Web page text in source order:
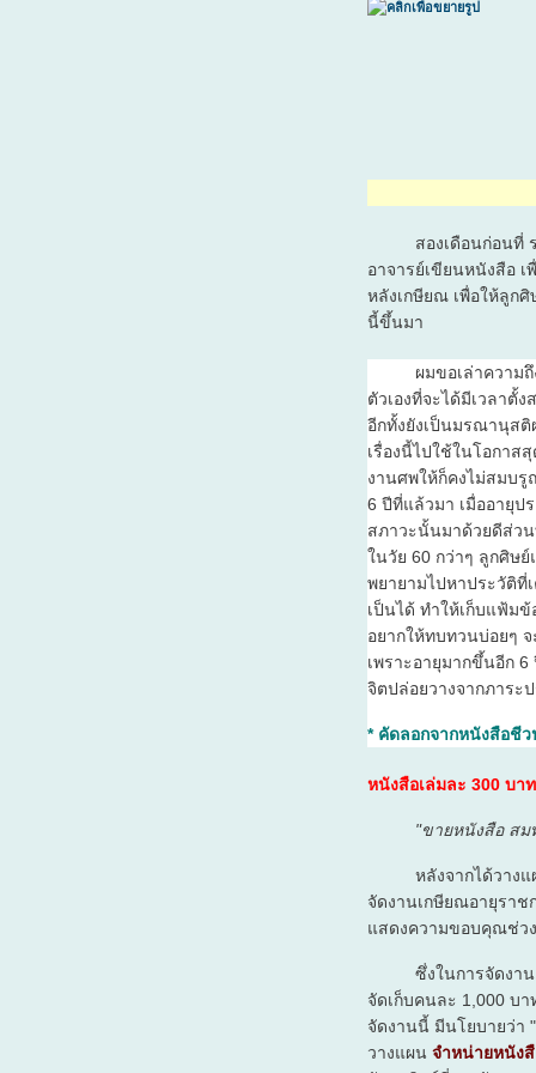
สองเดือนก่อนที่ รศ.
อาจารย์เขียนหนังสือ
หลังเกษียณ เพื่อให้ลูกศิ
นี้ขึ้นมา
ผมขอเล่าความถึงเรื่
ตัวเองที่จะได้มีเวลาตั้
อีกทั้งยังเป็นมรณานุสติ
เรื่องนี้ไปใช้ในโอกาส
งานศพให้ก็คงไม่สมบรู
6 ปีที่แล้วมา เมื่ออายุ
สภาวะนั้นมาด้วยดีส่วน
ในวัย 60 กว่าๆ ลูกศิษย์
พยายามไปหาประวัติที่
เป็นได้ ทำให้เก็บแฟ้ม
อยากให้ทบทวนบ่อยๆ
เพราะอายุมากขึ้นอีก
จิตปล่อยวางจากภาระ
* คัดลอกจากหนังสือชีว
หนังสือเล่มละ 300 บา
"ขายหนังสือ สม
หลังจากได้วางแผน
จัดงานเกษียณอายุราช
แสดงความขอบคุณช่ว
ซึ่งในการจัดงาน จ
จัดเก็บคนละ 1,000 บ
จัดงานนี้ มีนโยบายว่า
วางแผน จำหน่ายหนัง